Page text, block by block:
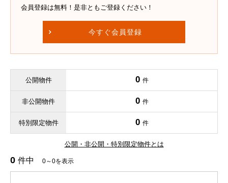
会員登録は無料！是非ともご登録ください！
今すぐ会員登録
公開物件 0 件
非公開物件 0 件
特別限定物件 0 件
公開・非公開・特別限定物件とは
0 件中 0～0を表示